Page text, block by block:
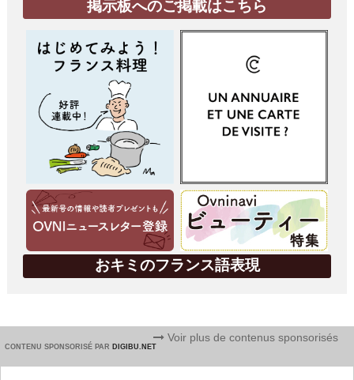
掲示板へのご掲載はこちら
おキミのフランス語表現
CONTENU SPONSORISÉ PAR DIGIBU.NET
Voir plus de contenus sponsorisés